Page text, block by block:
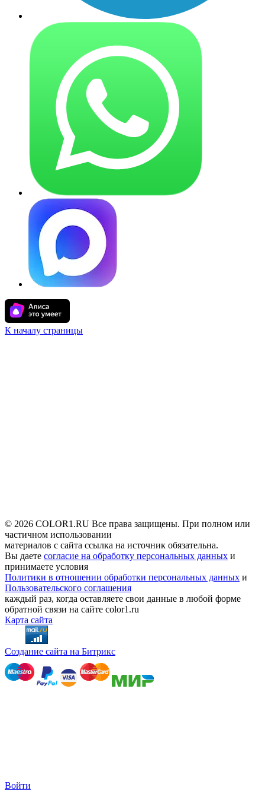
К началу страницы
© 2026 COLOR1.RU Все права защищены. При полном или
частичном использовании
материалов с сайта ссылка на источник обязательна.
Вы даете согласие на обработку персональных данных и
принимаете условия
Политики в отношении обработки персональных данных и
Пользовательского соглашения
каждый раз, когда оставляете свои данные в любой форме
обратной связи на сайте color1.ru
Карта сайта
Создание сайта на Битрикс
Войти